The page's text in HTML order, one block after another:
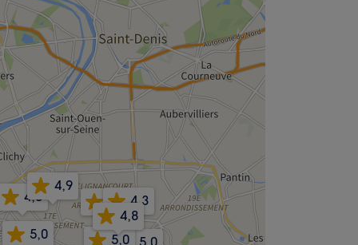
5,0
5,0
4,8
5,0
4,3
5,0
4,9
4,8